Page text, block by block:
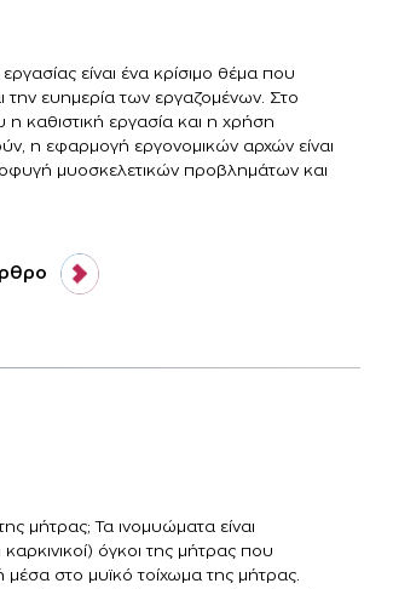
είναι ένα κρίσιμο θέμα που
την ευημερία των εργαζομένων. Στο
καθιστική εργασία και η χρήση
η εφαρμογή εργονομικών αρχών είναι
μυοσκελετικών προβλημάτων και
μήτρας; Τα ινομυώματα είναι
όγκοι της μήτρας που
στο μυϊκό τοίχωμα της μήτρας.